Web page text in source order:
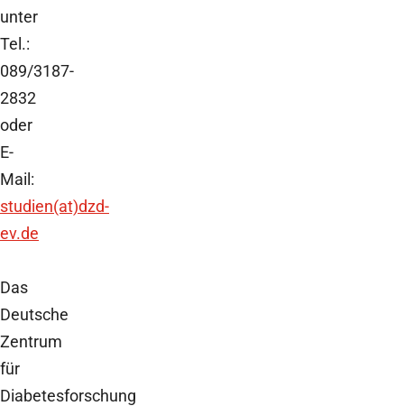
unter
Tel.:
089/3187-
2832
oder
E-
Mail:
studien(at)dzd-
ev.de
Das
Deutsche
Zentrum
für
Diabetesforschung